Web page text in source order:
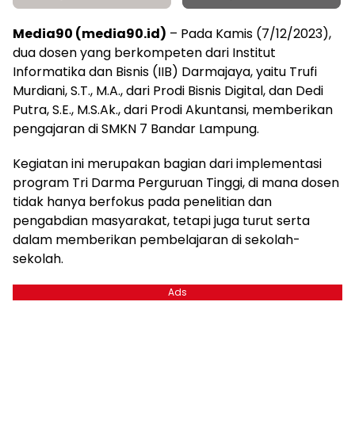
Media90 (media90.id) – Pada Kamis (7/12/2023),
dua dosen yang berkompeten dari Institut
Informatika dan Bisnis (IIB) Darmajaya, yaitu Trufi
Murdiani, S.T., M.A., dari Prodi Bisnis Digital, dan Dedi
Putra, S.E., M.S.Ak., dari Prodi Akuntansi, memberikan
pengajaran di SMKN 7 Bandar Lampung.
Kegiatan ini merupakan bagian dari implementasi
program Tri Darma Perguruan Tinggi, di mana dosen
tidak hanya berfokus pada penelitian dan
pengabdian masyarakat, tetapi juga turut serta
dalam memberikan pembelajaran di sekolah-
sekolah.
Ads